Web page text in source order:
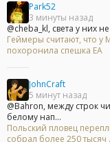
Park52
3 минуты назад
@cheba_kl, света у них
Геймеры считают, что у
похоронила спешка EA
JohnCraft
5 минут назад
@Bahron, между строк
белому нап...
Польский пловец
собрал более 250 тысяч